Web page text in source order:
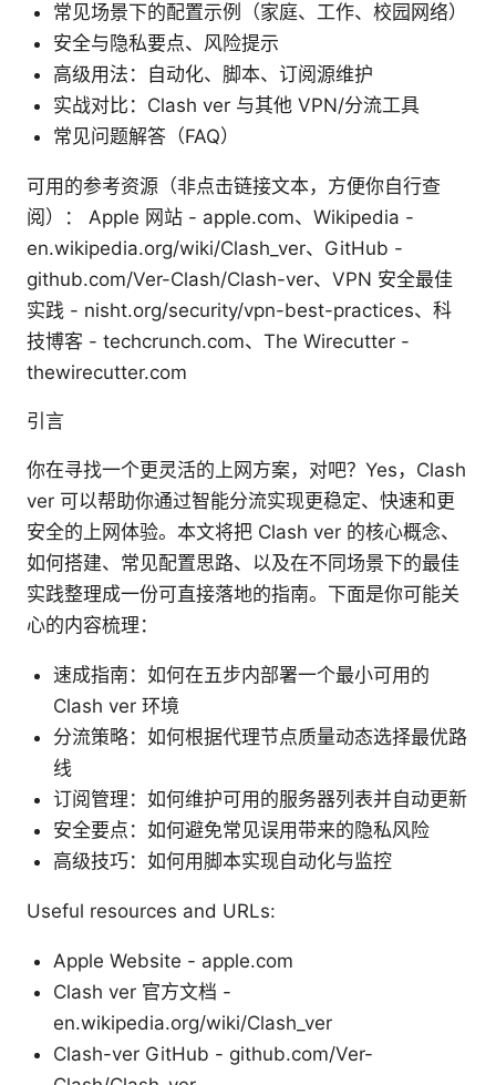
常见场景下的配置示例（家庭、工作、校园网络）
安全与隐私要点、风险提示
高级用法：自动化、脚本、订阅源维护
实战对比：Clash ver 与其他 VPN/分流工具
常见问题解答（FAQ）
可用的参考资源（非点击链接文本，方便你自行查
阅）： Apple 网站 - apple.com、Wikipedia -
en.wikipedia.org/wiki/Clash_ver、GitHub -
github.com/Ver-Clash/Clash-ver、VPN 安全最佳
实践 - nisht.org/security/vpn-best-practices、科
技博客 - techcrunch.com、The Wirecutter -
thewirecutter.com
引言
你在寻找一个更灵活的上网方案，对吧？Yes，Clash
ver 可以帮助你通过智能分流实现更稳定、快速和更
安全的上网体验。本文将把 Clash ver 的核心概念、
如何搭建、常见配置思路、以及在不同场景下的最佳
实践整理成一份可直接落地的指南。下面是你可能关
心的内容梳理：
速成指南：如何在五步内部署一个最小可用的
Clash ver 环境
分流策略：如何根据代理节点质量动态选择最优路
线
订阅管理：如何维护可用的服务器列表并自动更新
安全要点：如何避免常见误用带来的隐私风险
高级技巧：如何用脚本实现自动化与监控
Useful resources and URLs:
Apple Website - apple.com
Clash ver 官方文档 -
en.wikipedia.org/wiki/Clash_ver
Clash-ver GitHub - github.com/Ver-